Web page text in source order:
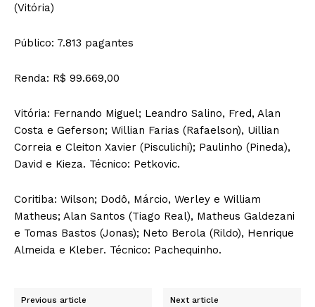
(Vitória)
Público: 7.813 pagantes
Renda: R$ 99.669,00
Vitória: Fernando Miguel; Leandro Salino, Fred, Alan
Costa e Geferson; Willian Farias (Rafaelson), Uillian
Correia e Cleiton Xavier (Pisculichi); Paulinho (Pineda),
David e Kieza. Técnico: Petkovic.
Coritiba: Wilson; Dodô, Márcio, Werley e William
Matheus; Alan Santos (Tiago Real), Matheus Galdezani
e Tomas Bastos (Jonas); Neto Berola (Rildo), Henrique
Almeida e Kleber. Técnico: Pachequinho.
Previous article Next article